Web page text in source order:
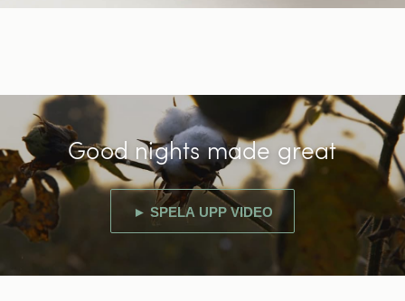
Good nights made great
► SPELA UPP VIDEO